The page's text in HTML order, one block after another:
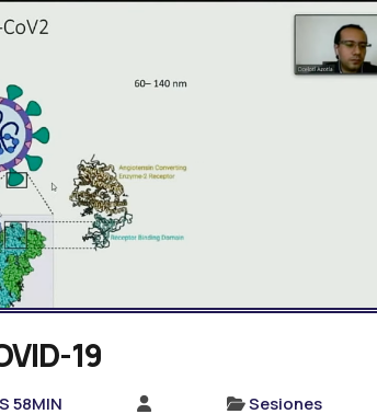
19
58MIN
Sesiones